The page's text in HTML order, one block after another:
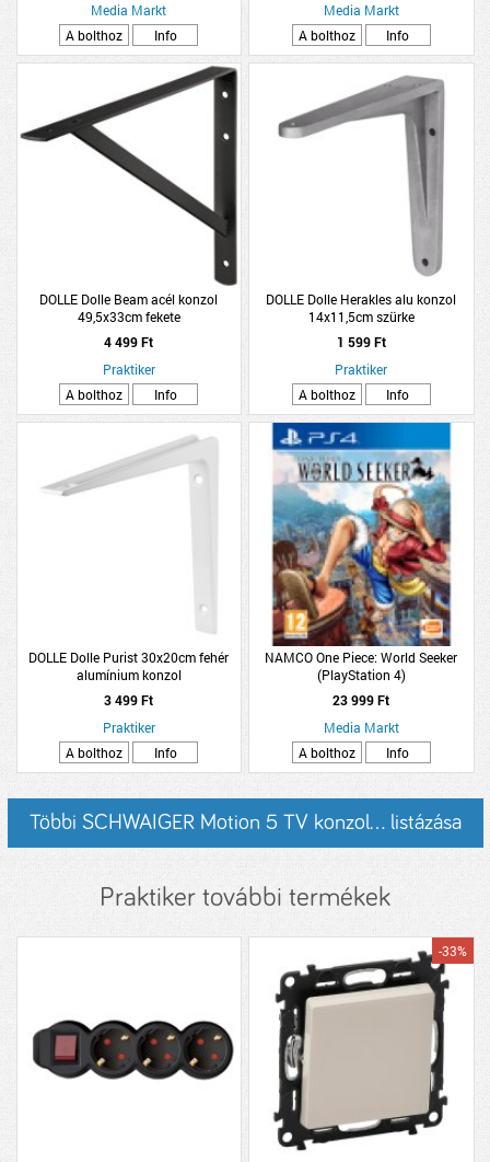
Media Markt
A bolthoz
Info
Media Markt
A bolthoz
Info
DOLLE Dolle Beam acél konzol
49,5x33cm fekete
4 499 Ft
Praktiker
A bolthoz
Info
DOLLE Dolle Herakles alu konzol
14x11,5cm szürke
1 599 Ft
Praktiker
A bolthoz
Info
DOLLE Dolle Purist 30x20cm fehér
alumínium konzol
3 499 Ft
Praktiker
A bolthoz
Info
NAMCO One Piece: World Seeker
(PlayStation 4)
23 999 Ft
Media Markt
A bolthoz
Info
Többi SCHWAIGER Motion 5 TV konzol... listázása
Praktiker további termékek
-33%